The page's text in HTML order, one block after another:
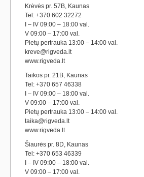
Krėvės pr. 57B, Kaunas
Tel: +370 602 32272
I – IV 09:00 – 18:00 val.
V 09:00 – 17:00 val.
Pietų pertrauka 13:00 – 14:00 val.
kreve@rigveda.lt
www.rigveda.lt
Taikos pr. 21B, Kaunas
Tel: +370 657 46338
I – IV 09:00 – 18:00 val.
V 09:00 – 17:00 val.
Pietų pertrauka 13:00 – 14:00 val.
taika@rigveda.lt
www.rigveda.lt
Šiaurės pr. 8D, Kaunas
Tel: +370 653 46339
I – IV 09:00 – 18:00 val.
V 09:00 – 17:00 val.